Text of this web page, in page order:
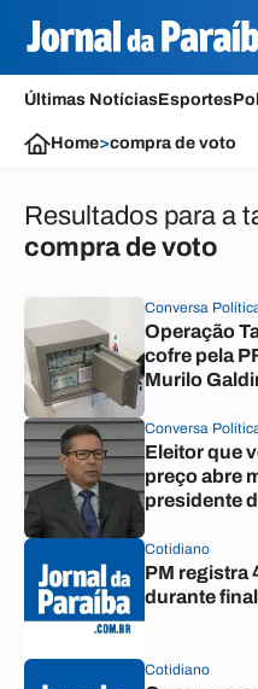
Últimas NotíciasEsportes
Home>compra de voto
Resultados para a
compra de voto
Conversa
Operação
cofre pela
Murilo
Conversa
Eleitor que
preço abre
presidente
Cotidiano
PM registra
durante
Cotidiano